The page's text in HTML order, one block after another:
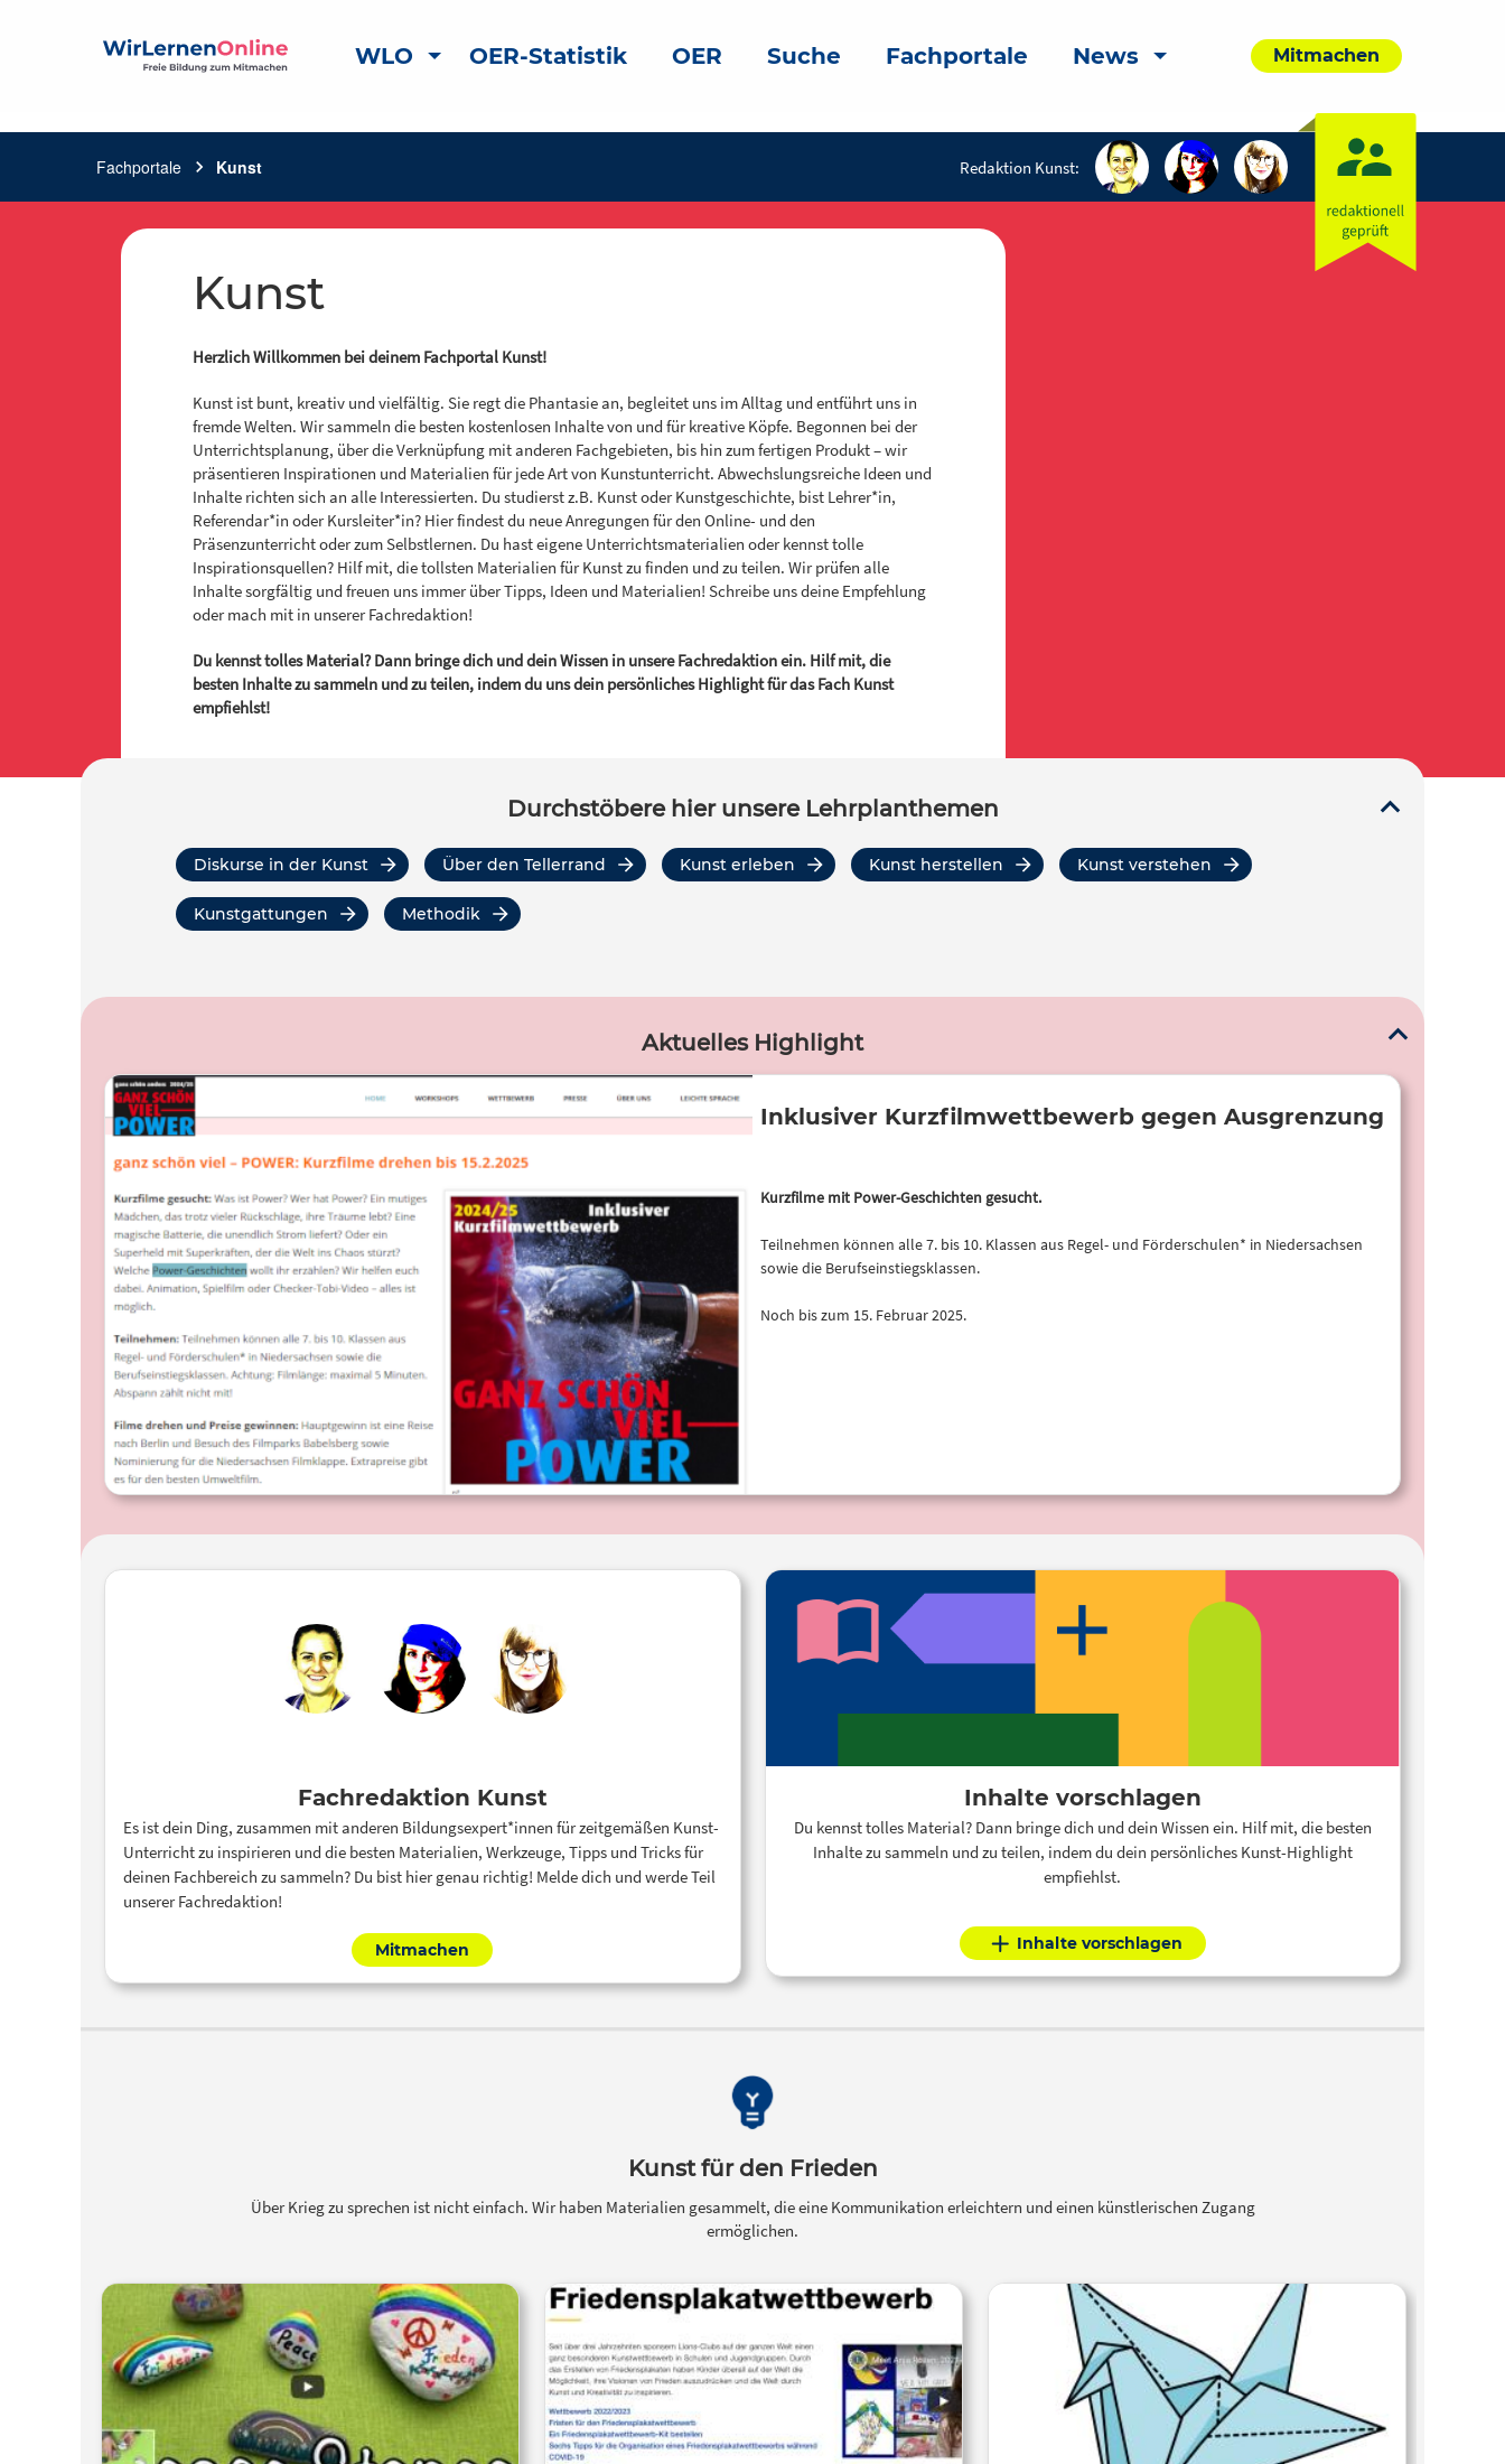
WLO OER-Statistik OER Suche Fachportale News Mitmachen
Fachportale chevron_right Kunst Redaktion Kunst:
Kunst
Herzlich Willkommen bei deinem Fachportal Kunst!
Kunst ist bunt, kreativ und vielfältig. Sie regt die Phantasie an, begleitet uns im Alltag und entführt uns in
fremde Welten. Wir sammeln die besten kostenlosen Inhalte von und für kreative Köpfe. Begonnen bei der
Unterrichtsplanung, über die Verknüpfung mit anderen Fachgebieten, bis hin zum fertigen Produkt – wir
präsentieren Inspirationen und Materialien für jede Art von Kunstunterricht. Abwechslungsreiche Ideen und
Inhalte richten sich an alle Interessierten. Du studierst z.B. Kunst oder Kunstgeschichte, bist Lehrer*in,
Referendar*in oder Kursleiter*in? Hier findest du neue Anregungen für den Online- und den
Präsenzunterricht oder zum Selbstlernen. Du hast eigene Unterrichtsmaterialien oder kennst tolle
Inspirationsquellen? Hilf mit, die tollsten Materialien für Kunst zu finden und zu teilen. Wir prüfen alle
Inhalte sorgfältig und freuen uns immer über Tipps, Ideen und Materialien! Schreibe uns deine Empfehlung
oder mach mit in unserer Fachredaktion!
Du kennst tolles Material? Dann bringe dich und dein Wissen in unsere Fachredaktion ein. Hilf mit, die
besten Inhalte zu sammeln und zu teilen, indem du uns dein persönliches Highlight für das Fach Kunst
empfiehlst!
Durchstöbere hier unsere Lehrplanthemen
Diskurse in der Kunst über den Tellerrand Kunst erleben Kunst herstellen Kunst verstehen
Kunstgattungen Methodik
Aktuelles Highlight
Inklusiver Kurzfilmwettbewerb gegen Ausgrenzung
Kurzfilme mit Power-Geschichten gesucht.
Teilnehmen können alle 7. bis 10. Klassen aus Regel- und Förderschulen* in Niedersachsen
sowie die Berufseinstiegsklassen.
Noch bis zum 15. Februar 2025.
Fachredaktion Kunst
Es ist dein Ding, zusammen mit anderen Bildungsexpert*innen für zeitgemäßen Kunst-
Unterricht zu inspirieren und die besten Materialien, Werkzeuge, Tipps und Tricks für
deinen Fachbereich zu sammeln? Du bist hier genau richtig! Melde dich und werde Teil
unserer Fachredaktion!
Mitmachen
Inhalte vorschlagen
Du kennst tolles Material? Dann bringe dich und dein Wissen ein. Hilf mit, die besten
Inhalte zu sammeln und zu teilen, indem du dein persönliches Kunst-Highlight
empfiehlst.
Inhalte vorschlagen
Kunst für den Frieden
Über Krieg zu sprechen ist nicht einfach. Wir haben Materialien gesammelt, die eine Kommunikation erleichtern und einen künstlerischen Zugang
ermöglichen.